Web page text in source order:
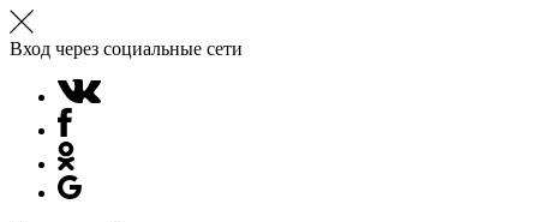
Вход через социальные сети